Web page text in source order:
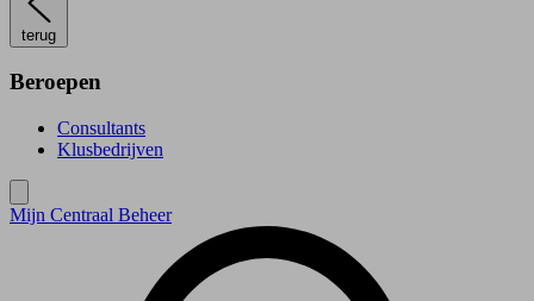
terug
Beroepen
Consultants
Klusbedrijven
Mijn Centraal Beheer